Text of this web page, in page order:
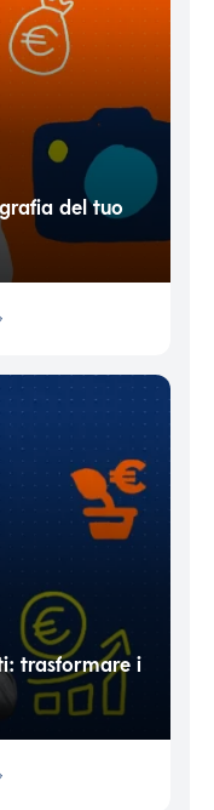
del tuo
trasformare i